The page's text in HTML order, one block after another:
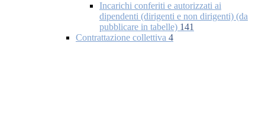
Incarichi conferiti e autorizzati ai
dipendenti (dirigenti e non dirigenti) (da
pubblicare in tabelle) 141
Contrattazione collettiva 4